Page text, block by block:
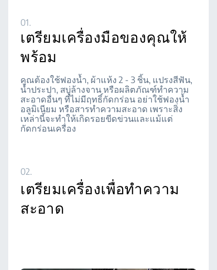
01.
เตรียมเครื่องมือของคุณให้
พร้อม
คุณต้องใช้ฟองน้ำ, ผ้าแห้ง 2 - 3 ชิ้น, แปรงสีฟัน,
น้ำประปา, สบู่ล้างจาน หรือผลิตภัณฑ์ทำความ
สะอาดอื่นๆ ที่ไม่มีฤทธิ์กัดกร่อน อย่าใช้ฟองน้ำ
อลูมิเนียม หรือสารทำความสะอาด เพราะสิ่ง
เหล่านี้จะทำให้เกิดรอยขีดข่วนและแม้แต่
กัดกร่อนเครื่อง
02.
เตรียมเครื่องเพื่อทำความ
สะอาด